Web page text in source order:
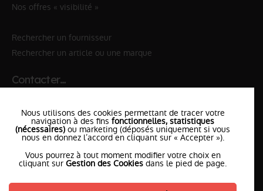
Nos offres « visibilité »
Rechercher un fournisseur
Rechercher un article ou une marque
Contacter…
✆ 18№National Sapeurs-Pompiers
le SDISle plus proche
l'équipePompierCenter
Nous utilisons des cookies permettant de tracer votre
navigation à des fins fonctionnelles, statistiques
(nécessaires) ou marketing (déposés uniquement si vous
nous en donnez l’accord en cliquant sur « Accepter »).
Vous pourrez à tout moment modifier votre choix en
cliquant sur Gestion des Cookies dans le pied de page.